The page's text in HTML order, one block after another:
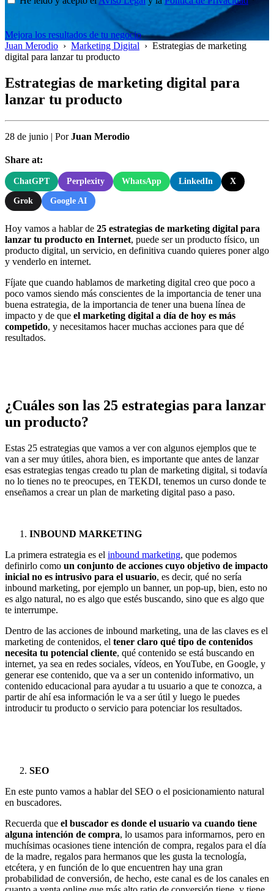
Mejora los resultados de tu negocio
Juan Merodio › Marketing Digital › Estrategias de marketing
digital para lanzar tu producto
Estrategias de marketing digital para
lanzar tu producto
28 de junio | PorJuan Merodio
Share at:
ChatGPT Perplexity WhatsApp LinkedIn X
Grok Google AI
Hoy vamos a hablar de 25 estrategias de marketing digital para
lanzar tu producto en Internet, puede ser un producto físico, un
producto digital, un servicio, en definitiva cuando quieres poner algo
y venderlo en internet.
Fíjate que cuando hablamos de marketing digital creo que poco a
poco vamos siendo más conscientes de la importancia de tener una
buena estrategia, de la importancia de tener una buena línea de
impacto y de que el marketing digital a día de hoy es más
competido, y necesitamos hacer muchas acciones para que dé
resultados.
¿Cuáles son las 25 estrategias para lanzar
un producto?
Estas 25 estrategias que vamos a ver con algunos ejemplos que te
van a ser muy útiles, ahora bien, es importante que antes de lanzar
esas estrategias tengas creado tu plan de marketing digital, si todavía
no lo tienes no te preocupes, en TEKDI, tenemos un curso donde te
enseñamos a crear un plan de marketing digital paso a paso.
INBOUND MARKETING
La primera estrategia es el inbound marketing, que podemos
definirlo como un conjunto de acciones cuyo objetivo de impacto
inicial no es intrusivo para el usuario, es decir, qué no sería
inbound marketing, por ejemplo un banner, un pop-up, bien, esto no
es algo natural, no es algo que estés buscando, sino que es algo que
te interrumpe.
Dentro de las acciones de inbound marketing, una de las claves es el
marketing de contenidos, el tener claro qué tipo de contenidos
necesita tu potencial cliente, qué contenido se está buscando en
internet, ya sea en redes sociales, vídeos, en YouTube, en Google, y
generar ese contenido, que va a ser un contenido informativo, un
contenido educacional para ayudar a tu usuario a que te conozca, a
partir de ahí esa información le va a ser útil y luego le puedes
introducir tu producto o servicio para potenciar los resultados.
SEO
En este punto vamos a hablar del SEO o el posicionamiento natural
en buscadores.
Recuerda que el buscador es donde el usuario va cuando tiene
alguna intención de compra, lo usamos para informarnos, pero en
muchísimas ocasiones tiene intención de compra, regalos para el día
de la madre, regalos para hermanos que les gusta la tecnología,
etcétera, y en función de lo que encuentren hay una gran
probabilidad de conversión, de hecho, este canal es de los canales en